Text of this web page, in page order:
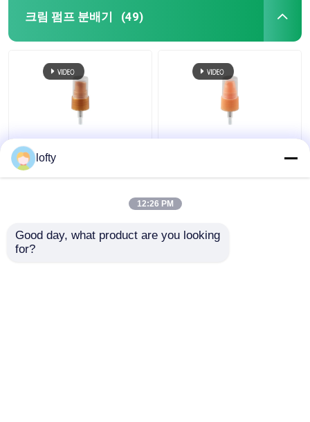
크림 펌프 분배기 (49)
관례 어떤 색깔 펌프 분
배기 정상, 플라스틱 PP
lofty
12:26 PM
Good day, what product are you looking
for?